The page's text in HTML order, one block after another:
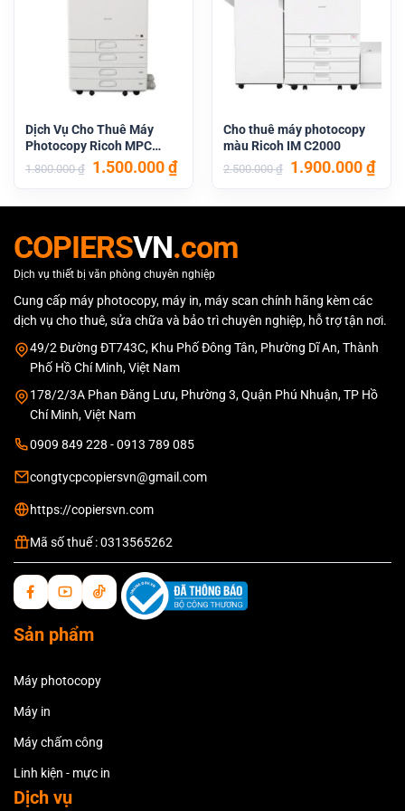
Dịch Vụ Cho Thuê Máy
Photocopy Ricoh MPC
2504
1.800.000₫
Giá
1.500.000₫Giá
hiện
Cho thuê máy photocopy
màu Ricoh IM C2000
2.500.000₫
Giá
1.900.000₫Giá
hiện
COPIERSVN.com
Dịch vụ thiết bị văn phòng chuyên nghiệp
Cung cấp máy photocopy, máy in, máy scan chính hãng kèm các
dịch vụ cho thuê, sửa chữa và bảo trì chuyên nghiệp, hỗ trợ tận nơi.
49/2 Đường ĐT743C, Khu Phố Đông Tân, Phường Dĩ An, Thành
Phố Hồ Chí Minh, Việt Nam
178/2/3A Phan Đăng Lưu, Phường 3, Quận Phú Nhuận, TP Hồ
Chí Minh, Việt Nam
0909 849 228 - 0913 789 085
congtycpcopiersvn@gmail.com
https://copiersvn.com
Mã số thuế : 0313565262
Sản phẩm
Máy photocopy
Máy in
Máy chấm công
Linh kiện - mực in
Dịch vụ